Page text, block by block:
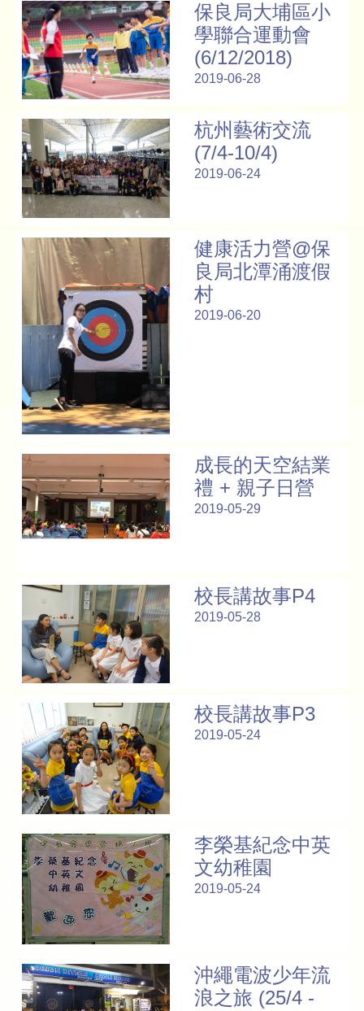
保良局大埔區小
學聯合運動會
(6/12/2018)
2019-06-28
杭州藝術交流
(7/4-10/4)
2019-06-24
健康活力營@保
良局北潭涌渡假
村
2019-06-20
成長的天空結業
禮 + 親子日營
2019-05-29
校長講故事P4
2019-05-28
校長講故事P3
2019-05-24
李榮基紀念中英
文幼稚園
2019-05-24
沖繩電波少年流
浪之旅 (25/4 -